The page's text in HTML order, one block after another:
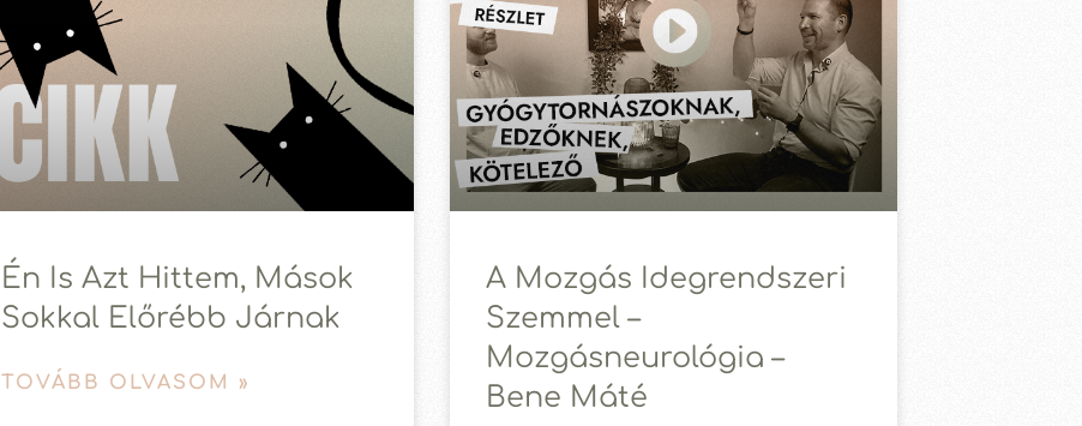
Én Is Azt Hittem, Mások
Sokkal Előrébb Járnak
TOVÁBB OLVASOM »
A Mozgás Idegrendszeri
Szemmel –
Mozgásneurológia –
Bene Máté